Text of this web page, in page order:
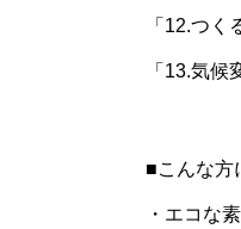
「12.つ
「13.気
■こんな方
・エコな